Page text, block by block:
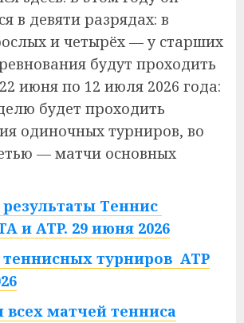
в девяти разрядах: в
и четырёх — у старших
будут проходить
июня по 12 июля 2026 года:
будет проходить
одиночных турниров, во
— матчи основных
Теннис
и ATP. 29 июня 2026
теннисных турниров ATP
всех матчей тенниса